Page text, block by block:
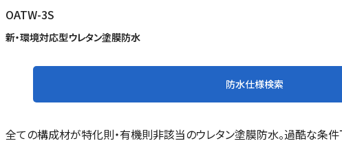
OATW-3S
新・環境対応型ウレタン塗膜防水
防水仕様検索
全ての構成材が特化則・有機則非該当のウレタン塗膜防水。過酷な条